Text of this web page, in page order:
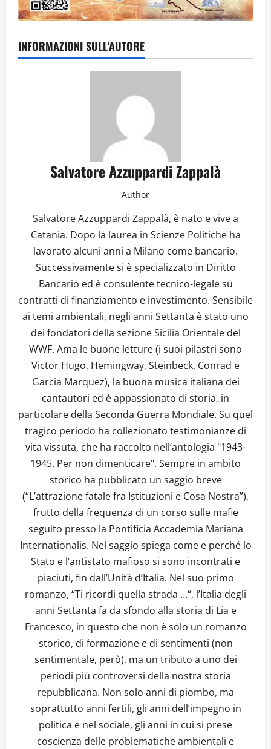
INFORMAZIONI SULL'AUTORE
Salvatore Azzuppardi Zappalà
Author
Salvatore Azzuppardi Zappalà, è nato e vive a
Catania. Dopo la laurea in Scienze Politiche ha
lavorato alcuni anni a Milano come bancario.
Successivamente si è specializzato in Diritto
Bancario ed è consulente tecnico-legale su
contratti di finanziamento e investimento. Sensibile
ai temi ambientali, negli anni Settanta è stato uno
dei fondatori della sezione Sicilia Orientale del
WWF. Ama le buone letture (i suoi pilastri sono
Victor Hugo, Hemingway, Steinbeck, Conrad e
Garcia Marquez), la buona musica italiana dei
cantautori ed è appassionato di storia, in
particolare della Seconda Guerra Mondiale. Su quel
tragico periodo ha collezionato testimonianze di
vita vissuta, che ha raccolto nell’antologia "1943-
1945. Per non dimenticare". Sempre in ambito
storico ha pubblicato un saggio breve
(“L’attrazione fatale fra Istituzioni e Cosa Nostra”),
frutto della frequenza di un corso sulle mafie
seguito presso la Pontificia Accademia Mariana
Internationalis. Nel saggio spiega come e perché lo
Stato e l’antistato mafioso si sono incontrati e
piaciuti, fin dall’Unità d’Italia. Nel suo primo
romanzo, “Ti ricordi quella strada …“, l’Italia degli
anni Settanta fa da sfondo alla storia di Lia e
Francesco, in questo che non è solo un romanzo
storico, di formazione e di sentimenti (non
sentimentale, però), ma un tributo a uno dei
periodi più controversi della nostra storia
repubblicana. Non solo anni di piombo, ma
soprattutto anni fertili, gli anni dell’impegno in
politica e nel sociale, gli anni in cui si prese
coscienza delle problematiche ambientali e